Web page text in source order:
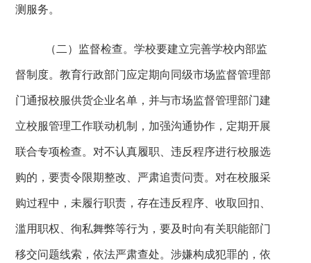
测服务。
（二）监督检查。学校要建立完善学校内部监
督制度。教育行政部门应定期向同级市场监督管理部
门通报校服供货企业名单，并与市场监督管理部门建
立校服管理工作联动机制，加强沟通协作，定期开展
联合专项检查。对不认真履职、违反程序进行校服选
购的，要责令限期整改、严肃追责问责。对在校服采
购过程中，未履行职责，存在违反程序、收取回扣、
滥用职权、徇私舞弊等行为，要及时向有关职能部门
移交问题线索，依法严肃查处。涉嫌构成犯罪的，依